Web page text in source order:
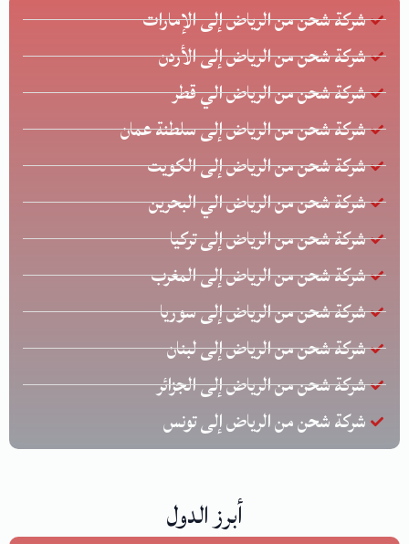
شركة شحن من الرياض إلى الإمارات
شركة شحن من الرياض إلى الأردن
شركة شحن من الرياض الي قطر
شركة شحن من الرياض إلى سلطنة عمان
شركة شحن من الرياض إلى الكويت
شركة شحن من الرياض الي البحرين
شركة شحن من الرياض إلى تركيا
شركة شحن من الرياض إلى المغرب
شركة شحن من الرياض إلى سوريا
شركة شحن من الرياض إلى لبنان
شركة شحن من الرياض إلى الجزائر
شركة شحن من الرياض إلى تونس
أبرز الدول